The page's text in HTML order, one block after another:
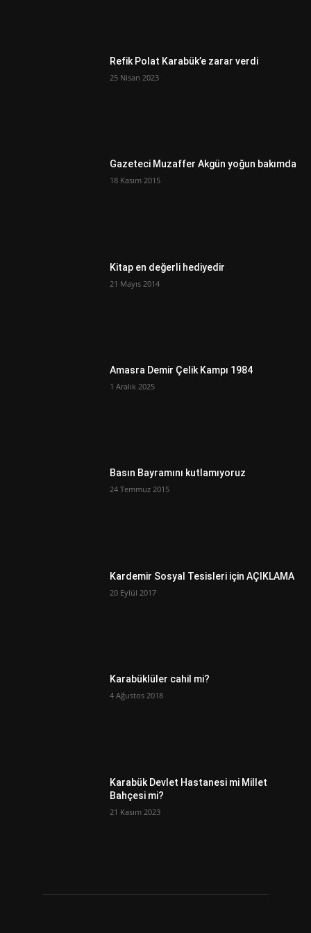
Refik Polat Karabük’e zarar verdi
25 Nisan 2023
Gazeteci Muzaffer Akgün yoğun bakımda
18 Kasım 2015
Kitap en değerli hediyedir
21 Mayıs 2014
Amasra Demir Çelik Kampı 1984
1 Aralık 2025
Basın Bayramını kutlamıyoruz
24 Temmuz 2015
Kardemir Sosyal Tesisleri için AÇIKLAMA
20 Eylül 2017
Karabüklüler cahil mi?
4 Ağustos 2018
Karabük Devlet Hastanesi mi Millet
Bahçesi mi?
21 Kasım 2023